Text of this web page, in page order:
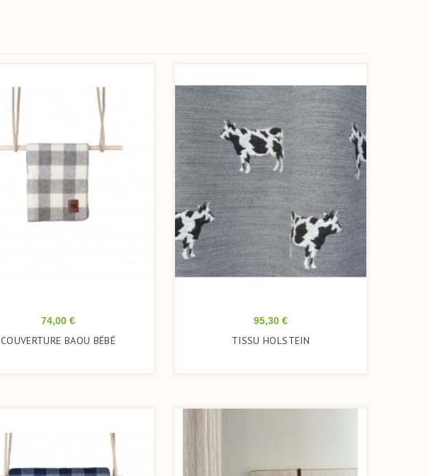
Prix
74,00 €
COUVERTURE BAOU BÉBÉ
Prix
95,30 €
TISSU HOLSTEIN